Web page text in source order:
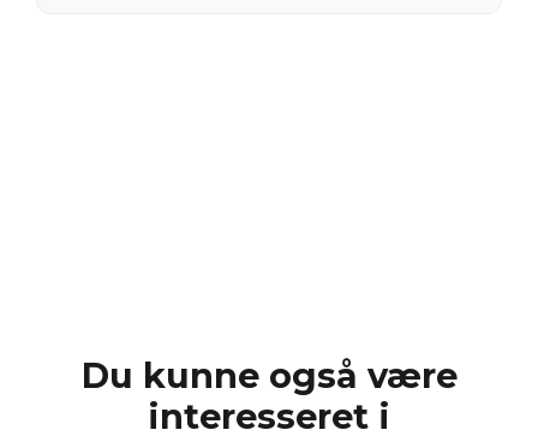
Du kunne også være
interesseret i